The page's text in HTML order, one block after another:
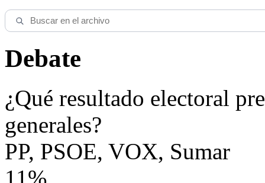
Debate
¿Qué resultado electoral
generales?
PP, PSOE, VOX, Sumar
11%